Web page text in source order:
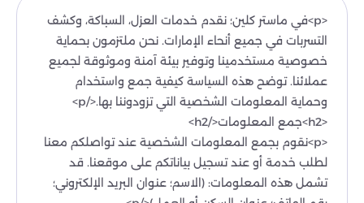
<p>في ماستر كلين؛ نقدم خدمات العزل، السباكة، وكشف
التسربات في جميع أنحاء الإمارات. نحن ملتزمون بحماية
خصوصية مستخدمينا وتوفير بيئة آمنة وموثوقة لجميع
عملائنا. توضح هذه السياسة كيفية جمع واستخدام
وحماية المعلومات الشخصية التي تزودوننا بها.</p>
<h2>جمع المعلومات</h2>
<p>نقوم بجمع المعلومات الشخصية عند تواصلكم معنا
لطلب خدمة أو عند تسجيل بياناتكم على موقعنا. قد
تشمل هذه المعلومات: (الاسم؛ عنوان البريد الإلكتروني؛